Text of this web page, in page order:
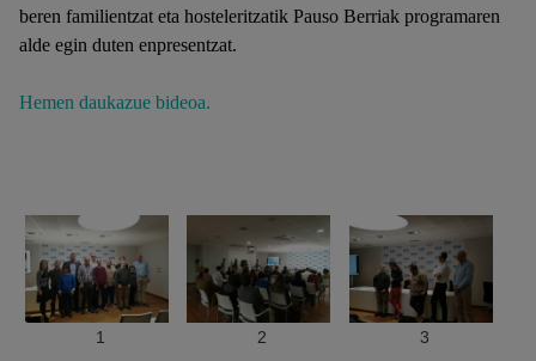
beren familientzat eta hosteleritzatik Pauso Berriak programaren
alde egin duten enpresentzat.
Hemen daukazue bideoa.
1 2 3